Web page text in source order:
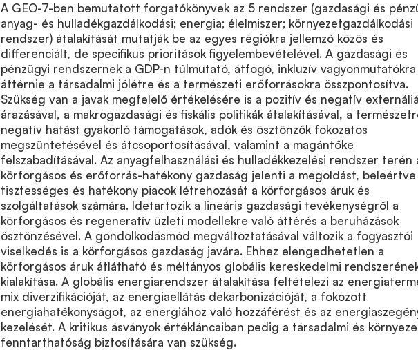
A GEO-7-ben bemutatott forgatókönyvek az 5 rendszer (gazdasági és
anyag- és hulladékgazdálkodási; energia; élelmiszer; környezetgazdálkodási
rendszer) átalakítását mutatják be az egyes régiókra jellemző közös és
differenciált, de specifikus prioritások figyelembevételével. A gazdasági és
pénzügyi rendszernek a GDP-n túlmutató, átfogó, inkluzív
áttérnie a társadalmi jólétre és a természeti erőforrásokra összpontosítva.
Szükség van a javak megfelelő értékelésére is a pozitív és negatív
árazásával, a makrogazdasági és fiskális politikák átalakításával, a
negatív hatást gyakorló támogatások, adók és ösztönzők fokozatos
megszüntetésével és átcsoportosításával, valamint a magántőke
felszabadításával. Az anyagfelhasználási és hulladékkezelési rendszer terén
körforgásos és erőforrás-hatékony gazdaság jelenti a megoldást, beleértve
tisztességes és hatékony piacok létrehozását a körforgásos áruk és
szolgáltatások számára. Idetartozik a lineáris gazdasági tevékenységről a
körforgásos és regeneratív üzleti modellekre való áttérés a beruházások
ösztönzésével. A gondolkodásmód megváltoztatásával változik a fogyasztói
viselkedés is a körforgásos gazdaság javára. Ehhez elengedhetetlen a
körforgásos áruk átlátható és méltányos globális kereskedelmi
kialakítása. A globális energiarendszer átalakítása feltételezi az
mix diverzifikációját, az energiaellátás dekarbonizációját, a fokozott
energiahatékonyságot, az energiához való hozzáférést és az
kezelését. A kritikus ásványok értékláncaiban pedig a társadalmi és
fenntarthatóság biztosítására van szükség.